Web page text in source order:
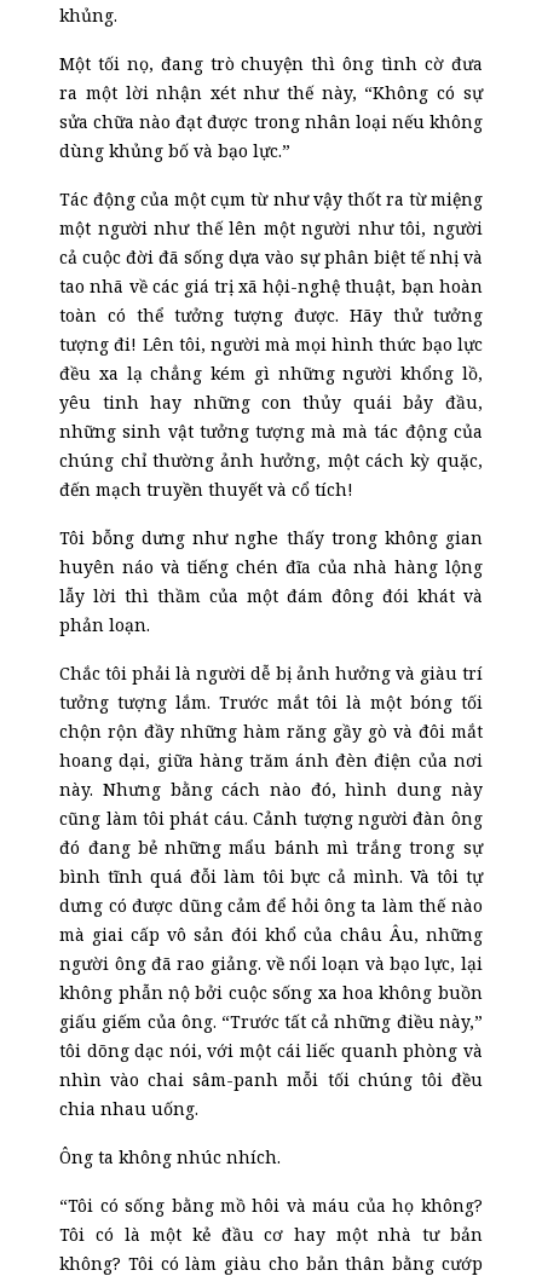
khủng.
Một tối nọ, đang trò chuyện thì ông tình cờ đưa
ra một lời nhận xét như thế này, “Không có sự
sửa chữa nào đạt được trong nhân loại nếu không
dùng khủng bố và bạo lực.”
Tác động của một cụm từ như vậy thốt ra từ miệng
một người như thế lên một người như tôi, người
cả cuộc đời đã sống dựa vào sự phân biệt tế nhị và
tao nhã về các giá trị xã hội-nghệ thuật, bạn hoàn
toàn có thể tưởng tượng được. Hãy thử tưởng
tượng đi! Lên tôi, người mà mọi hình thức bạo lực
đều xa lạ chẳng kém gì những người khổng lồ,
yêu tinh hay những con thủy quái bảy đầu,
những sinh vật tưởng tượng mà mà tác động của
chúng chỉ thường ảnh hưởng, một cách kỳ quặc,
đến mạch truyền thuyết và cổ tích!
Tôi bỗng dưng như nghe thấy trong không gian
huyên náo và tiếng chén đĩa của nhà hàng lộng
lẫy lời thì thầm của một đám đông đói khát và
phản loạn.
Chắc tôi phải là người dễ bị ảnh hưởng và giàu trí
tưởng tượng lắm. Trước mắt tôi là một bóng tối
chộn rộn đầy những hàm răng gầy gò và đôi mắt
hoang dại, giữa hàng trăm ánh đèn điện của nơi
này. Nhưng bằng cách nào đó, hình dung này
cũng làm tôi phát cáu. Cảnh tượng người đàn ông
đó đang bẻ những mẩu bánh mì trắng trong sự
bình tĩnh quá đỗi làm tôi bực cả mình. Và tôi tự
dưng có được dũng cảm để hỏi ông ta làm thế nào
mà giai cấp vô sản đói khổ của châu Âu, những
người ông đã rao giảng. về nổi loạn và bạo lực, lại
không phẫn nộ bởi cuộc sống xa hoa không buồn
giấu giếm của ông. “Trước tất cả những điều này,”
tôi dõng dạc nói, với một cái liếc quanh phòng và
nhìn vào chai sâm-panh mỗi tối chúng tôi đều
chia nhau uống.
Ông ta không nhúc nhích.
“Tôi có sống bằng mồ hôi và máu của họ không?
Tôi có là một kẻ đầu cơ hay một nhà tư bản
không? Tôi có làm giàu cho bản thân bằng cướp